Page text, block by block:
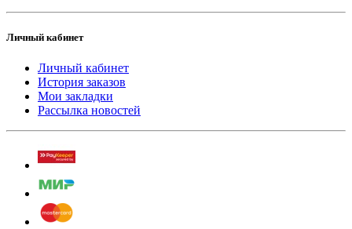
Личный кабинет
Личный кабинет
История заказов
Мои закладки
Рассылка новостей